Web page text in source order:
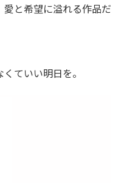
愛と希望に溢れる作品だ
ていい明日を。